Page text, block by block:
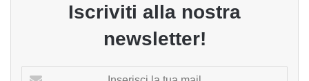
Iscriviti alla nostra
newsletter!